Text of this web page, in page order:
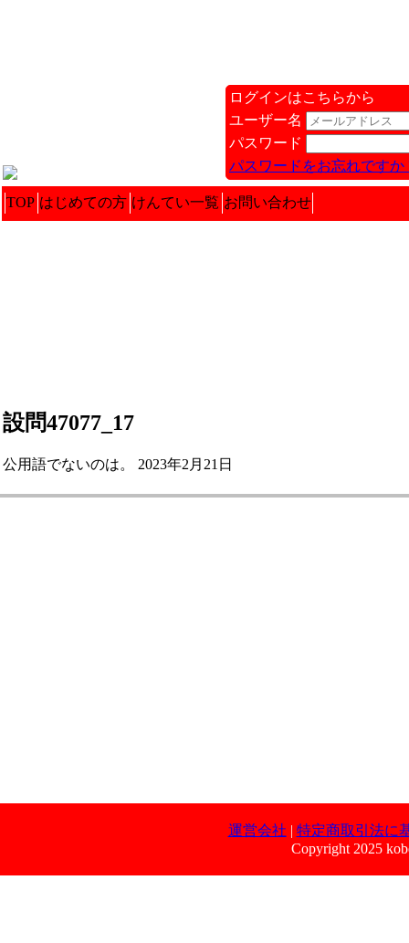
ログインはこちらから
ユーザー名
パスワード
パスワードをお忘れですか
TOP はじめての方 けんてい一覧 お問い合わせ
設問47077_17
公用語でないのは。 2023年2月21日
運営会社 | 特定商取引法に
Copyright 2025